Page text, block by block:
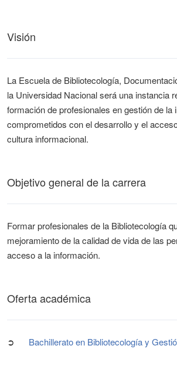
Visión
La Escuela de Bibliotecología,
la Universidad Nacional será una instancia
formación de profesionales en gestión de la
comprometidos con el desarrollo y el
cultura informacional.
Objetivo general de la carrera
Formar profesionales de la Bibliotecología
mejoramiento de la calidad de vida de las
acceso a la información.
Oferta académica
➲ Bachillerato en Bibliotecología y